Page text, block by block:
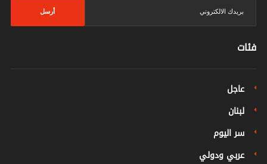
أرسل
فئات
عاجل
لبنان
سر اليوم
عربي ودولي